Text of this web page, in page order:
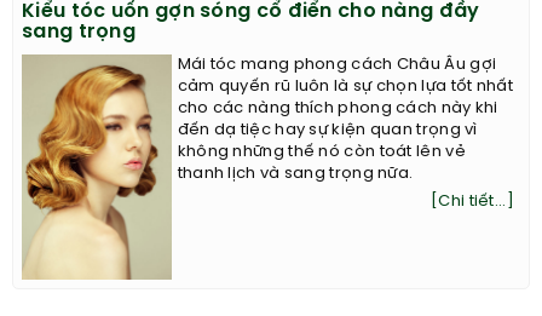
Kiểu tóc uốn gợn sóng cổ điển cho nàng đầy
sang trọng
Mái tóc mang phong cách Châu Âu gợi
cảm quyến rũ luôn là sự chọn lựa tốt nhất
cho các nàng thích phong cách này khi
đến dạ tiệc hay sự kiện quan trọng vì
không những thế nó còn toát lên vẻ
thanh lịch và sang trọng nữa.
[Chi tiết...]